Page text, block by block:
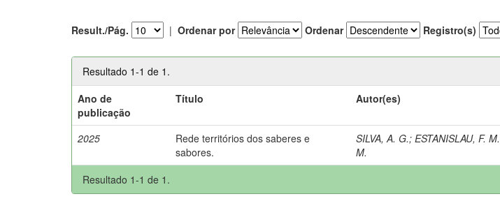
Result./Pág. | Ordenar por Ordenar Registro(s)
Resultado 1-1 de 1.
Ano de
publicação
Título Autor(es)
2025
Rede territórios dos saberes e
sabores.
SILVA, A. G.;ESTANISLAU, F. M.
M.
Resultado 1-1 de 1.